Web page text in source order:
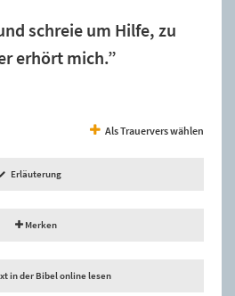
schreie um Hilfe, zu
erhört mich.”
Als Trauervers wählen
Erläuterung
Merken
in der Bibel online lesen